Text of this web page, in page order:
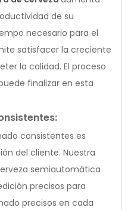
de su
necesario para el
satisfacer la creciente
la calidad. El proceso
finalizar en esta
consistentes es
del cliente. Nuestra
semiautomática
precisos para
precisos en cada